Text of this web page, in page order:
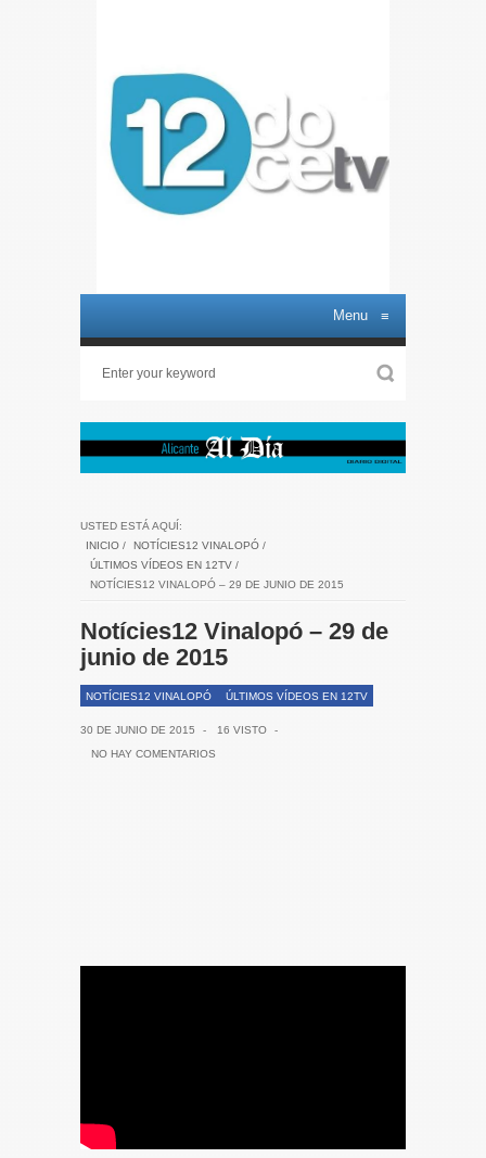
Menu ≡
USTED ESTÁ AQUÍ:
INICIO / NOTÍCIES12 VINALOPÓ /
ÚLTIMOS VÍDEOS EN 12TV /
NOTÍCIES12 VINALOPÓ – 29 DE JUNIO DE 2015
Notícies12 Vinalopó – 29 de
junio de 2015
NOTÍCIES12 VINALOPÓ ÚLTIMOS VÍDEOS EN 12TV
30 DE JUNIO DE 2015 - 16 VISTO
-
NO HAY COMENTARIOS